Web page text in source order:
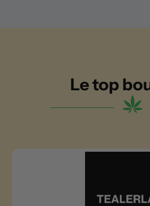
Le top